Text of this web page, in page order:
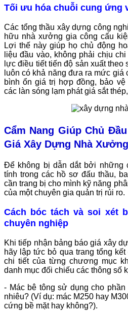
Tối ưu hóa chuỗi cung ứng
Các tổng thầu xây dựng công
hữu nhà xưởng gia công cấu
Lợi thế này giúp họ chủ động
liệu đầu vào, không phải chịu
lực điều tiết tiến độ sản xuất
luôn có khả năng đưa ra mức giá
bình ổn giá trị hợp đồng, bảo
các làn sóng lạm phát giá sắt
Cẩm Nang Giúp Chủ
Giá Xây Dựng Nhà Xưởng
Để không bị dẫn dắt bởi những
tính trong các hồ sơ đấu thầu,
cần trang bị cho mình kỹ năng
của một chuyên gia quản trị rủi ro.
Cách bóc tách và soi xét
chuyên nghiệp
Khi tiếp nhận bảng báo giá xây
hãy lập tức bỏ qua trang tổng
chi tiết của từng chương mục
danh mục đối chiếu các thông số
- Mác bê tông sử dụng cho
nhiêu? (Ví dụ: mác M250 hay
cứng bề mặt hay không?).